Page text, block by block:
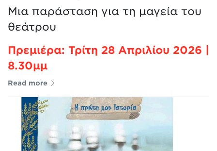
Πρεμιέρα: Τρίτη 28 Απριλίου 2026 |
8.30μμ
Μια παράσταση για τη μαγεία του
θεάτρου
Read more